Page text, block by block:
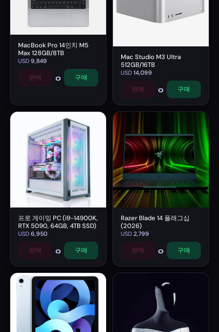
MacBook Pro 14인치 M5
Max 128GB/8TB
USD9,849
판매 0 구매
Mac Studio M3 Ultra
512GB/16TB
USD14,099
판매 0 구매
프로 게이밍 PC (i9-14900K,
RTX 5090, 64GB, 4TB SSD)
USD6,950
판매 0 구매
Razer Blade 14 플래그십
(2026)
USD2,799
판매 0 구매